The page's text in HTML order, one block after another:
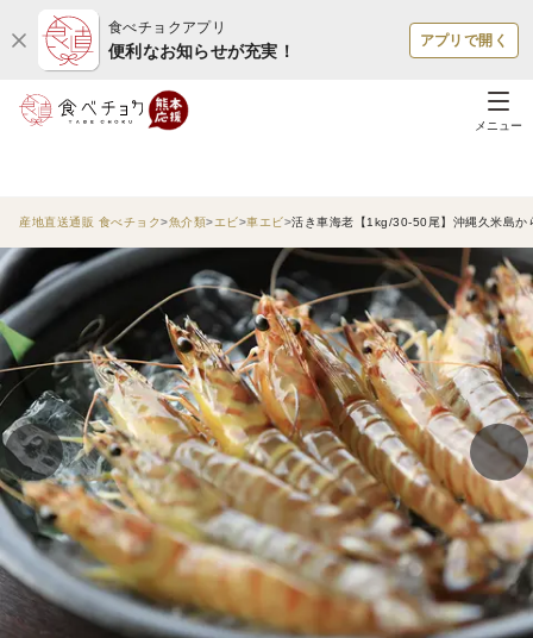
食べチョクアプリ
便利なお知らせが充実！
アプリで開く
メニュー
産地直送通販 食べチョク 魚介類 エビ 車エビ 活き車海老【1kg/30-50尾】沖縄久米島か